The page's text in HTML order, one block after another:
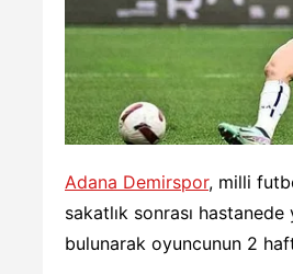
Adana Demirspor, milli
sakatlık sonrası
bulunarak oyuncunun 2